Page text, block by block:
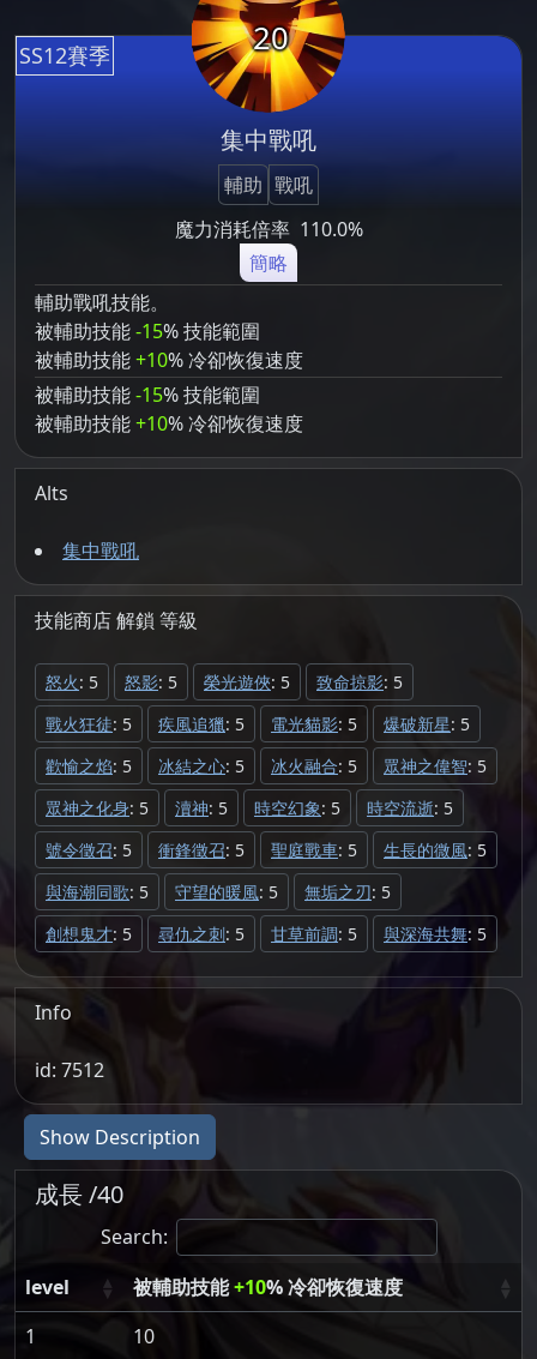
SS12賽季 20
集中戰吼
輔助 戰吼
魔力消耗倍率 110.0%
簡略
輔助戰吼技能。
被輔助技能-15% 技能範圍
被輔助技能+10% 冷卻恢復速度
被輔助技能-15% 技能範圍
被輔助技能+10% 冷卻恢復速度
Alts
集中戰吼
技能商店解鎖 等級
怒火: 5 怒影: 5 榮光遊俠: 5 致命掠影: 5
戰火狂徒: 5 疾風追獵: 5 電光貓影: 5 爆破新星: 5
歡愉之焰: 5 冰結之心: 5 冰火融合: 5 眾神之偉智: 5
眾神之化身: 5 瀆神: 5 時空幻象: 5 時空流逝: 5
號令徵召: 5 衝鋒徵召: 5 聖庭戰車: 5 生長的微風: 5
與海潮同歌: 5 守望的暖風: 5 無垢之刃: 5
創想鬼才: 5 尋仇之刺: 5 甘草前調: 5 與深海共舞: 5
Info
id: 7512
Show Description
成長 /40
Search:
level
被輔助技能+10% 冷卻恢復速度
1
10